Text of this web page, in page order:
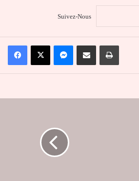
Suivez-Nous
FacebookX MessengerPartager par email Imprimer